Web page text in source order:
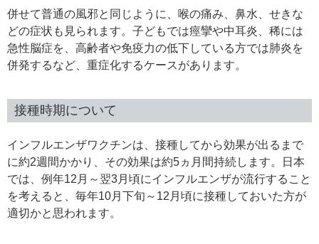
併せて普通の風邪と同じように、喉の痛み、鼻水、せきな
どの症状も見られます。子どもでは痙攣や中耳炎、稀には
急性脳症を、高齢者や免疫力の低下している方では肺炎を
併発するなど、重症化するケースがあります。
接種時期について
インフルエンザワクチンは、接種してから効果が出るまで
に約2週間かかり、その効果は約5ヵ月間持続します。日本
では、例年12月～翌3月頃にインフルエンザが流行すること
を考えると、毎年10月下旬～12月頃に接種しておいた方が
適切かと思われます。